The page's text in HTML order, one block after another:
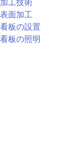
表面加工
看板の設置
看板の照明